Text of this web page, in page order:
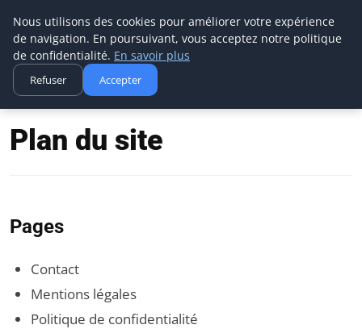
Techsumo
Accueil Plan du site
Plan du site
Pages
Contact
Mentions légales
Politique de confidentialité
Nous utilisons des cookies pour améliorer votre expérience
de navigation. En poursuivant, vous acceptez notre politique
de confidentialité. En savoir plus
Refuser Accepter